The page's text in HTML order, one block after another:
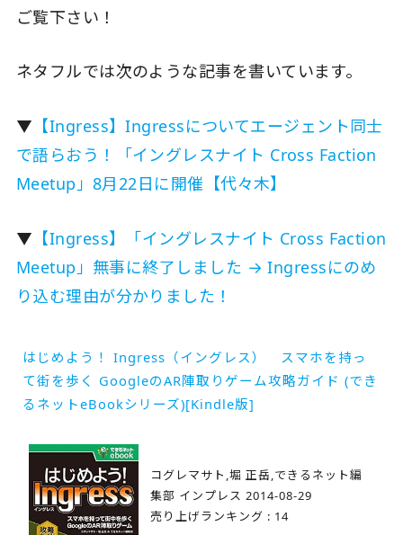
ご覧下さい！
ネタフルでは次のような記事を書いています。
▼ 【Ingress】Ingressについてエージェント同士
で語らおう！「イングレスナイト Cross Faction
Meetup」8月22日に開催【代々木】
▼ 【Ingress】「イングレスナイト Cross Faction
Meetup」無事に終了しました → Ingressにのめ
り込む理由が分かりました！
はじめよう！ Ingress（イングレス） スマホを持っ
て街を歩く GoogleのAR陣取りゲーム攻略ガイド (でき
るネットeBookシリーズ)[Kindle版]
コグレマサト,堀 正岳,できるネット編
集部 インプレス 2014-08-29
売り上げランキング : 14